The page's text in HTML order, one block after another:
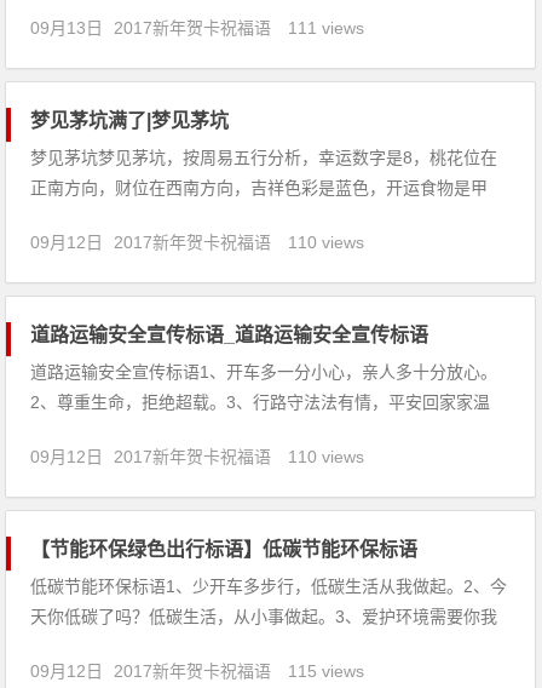
要生一个漂亮的男孩。2、考生梦见抱着小象，预示考试成绩
好。3、梦见大象和小象，预示着你会过上幸福、舒畅的生活，
09月13日 2017新年贺卡祝福语 111 views
梦见茅坑满了|梦见茅坑
梦见茅坑梦见茅坑，按周易五行分析，幸运数字是8，桃花位在
正南方向，财位在西南方向，吉祥色彩是蓝色，开运食物是甲
喻着，梦者在近期的财运比较不错，相信梦者将会发大财，梦者
也将因此而与自己的家人一起过上富足的幸福生活，是一个大吉
09月12日 2017新年贺卡祝福语 110 views
道路运输安全宣传标语_道路运输安全宣传标语
道路运输安全宣传标语1、开车多一分小心，亲人多十分放心。
2、尊重生命，拒绝超载。3、行路守法法有情，平安回家家温
酿成车祸悔恨一生。6、生命需要阳光，幸福需要安全。7、一身
安危系全家，全家幸福系一人。8、安全是朵幸福花，合家浇灌
09月12日 2017新年贺卡祝福语 110 views
【节能环保绿色出行标语】低碳节能环保标语
低碳节能环保标语1、少开车多步行，低碳生活从我做起。2、今
天你低碳了吗？低碳生活，从小事做起。3、爱护环境需要你我
腰，争做绿色小使者。6、地球我的家，环保靠大家。7、心动不
09月12日 2017新年贺卡祝福语 115 views